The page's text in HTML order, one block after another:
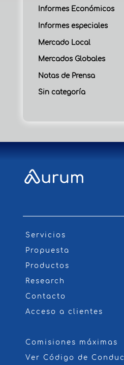
Informes Económicos
Informes especiales
Mercado Local
Mercados Globales
Notas de Prensa
Sin categoría
Servicios
Propuesta
Productos
Research
Contacto
Acceso a clientes
Comisiones máximas
Ver Código de